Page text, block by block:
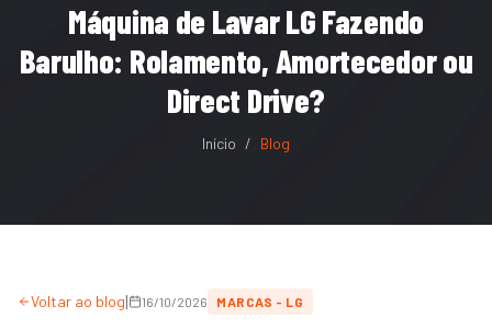
Máquina de Lavar LG Fazendo
Barulho: Rolamento, Amortecedor ou
Direct Drive?
Início / Blog
Voltar ao blog| 16/10/2026 MARCAS - LG